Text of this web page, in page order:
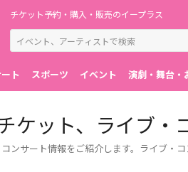
チケット予約・購入・販売のイープラス
ト スポーツ イベント 演劇・舞台・
ケット、ライブ・
ンサート情報をご紹介します。ライブ・